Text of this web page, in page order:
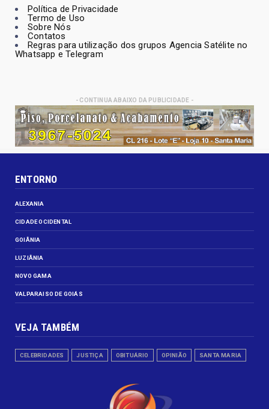
Política de Privacidade
Termo de Uso
Sobre Nós
Contatos
Regras para utilização dos grupos Agencia Satélite no
Whatsapp e Telegram
- CONTINUA ABAIXO DA PUBLICIDADE -
ENTORNO
ALEXANIA
CIDADE OCIDENTAL
GOIÂNIA
LUZIÂNIA
NOVO GAMA
VALPARAISO DE GOIÁS
VEJA TAMBÉM
CELEBRIDADES JUSTIÇA OBITUÁRIO OPINIÃO SANTA MARIA